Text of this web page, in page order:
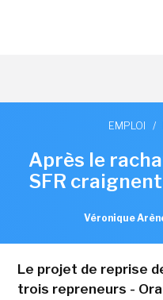
EMPLOI /
Après le
SFR
Véronique
Le projet de reprise
trois repreneurs -